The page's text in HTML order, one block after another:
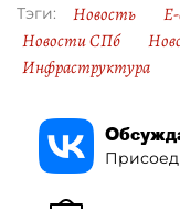
Тэги: Новость
Новости СПб
Инфраструктура